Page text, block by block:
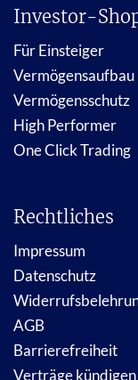
Investor-
Für Einsteiger
Vermögensaufbau
Vermögensschutz
High Performer
One Click Trading
Rechtliches
Impressum
Datenschutz
AGB
Barrierefreiheit
Verträge kündigen